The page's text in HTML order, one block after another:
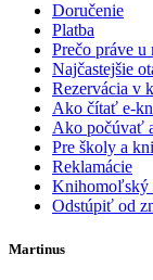
Doručenie
Platba
Prečo práve u
Najčastejšie
Rezervácia v
Ako čítať e-
Ako počúvať
Pre školy a
Reklamácie
Knihomoľský
Odstúpiť od
Martinus